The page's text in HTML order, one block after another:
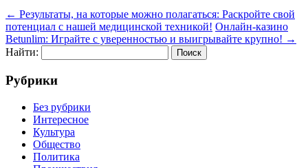
← Результаты, на которые можно полагаться: Раскройте свой
потенциал с нашей медицинской техникой! Онлайн-казино
Betunlim: Играйте с уверенностью и выигрывайте крупно! →
Найти:
Рубрики
Без рубрики
Интересное
Культура
Общество
Политика